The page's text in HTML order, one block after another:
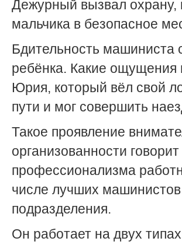
Дежурный вызвал охрану,
мальчика в безопасное
Бдительность машиниста
ребёнка. Какие ощущения
Юрия, который вёл свой
пути и мог совершить
Такое проявление
организованности
профессионализма
числе лучших машинистов
подразделения.
Он работает на двух